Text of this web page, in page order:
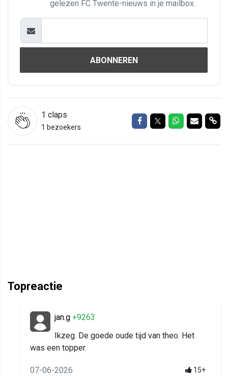
gelezen FC Twente-nieuws in je mailbox.
ABONNEREN
1 claps
1 bezoekers
Delen op Facebook
Delen op Twitter
Delen op
Delen
Topreactie
jan.g +9263
Ikzeg. De goede oude tijd van theo. Het
was een topper.
07-06-2026 15+